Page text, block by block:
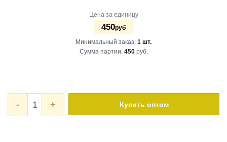
Цена за единицу
450руб
Минимальный заказ: 1 шт.
Сумма партии: 450руб.
- + Купить оптом